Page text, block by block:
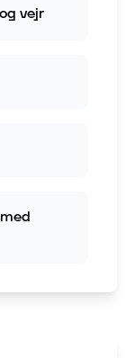
vejr